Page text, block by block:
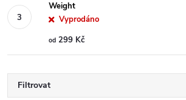
Weight
Vyprodáno
od 299 Kč
Filtrovat